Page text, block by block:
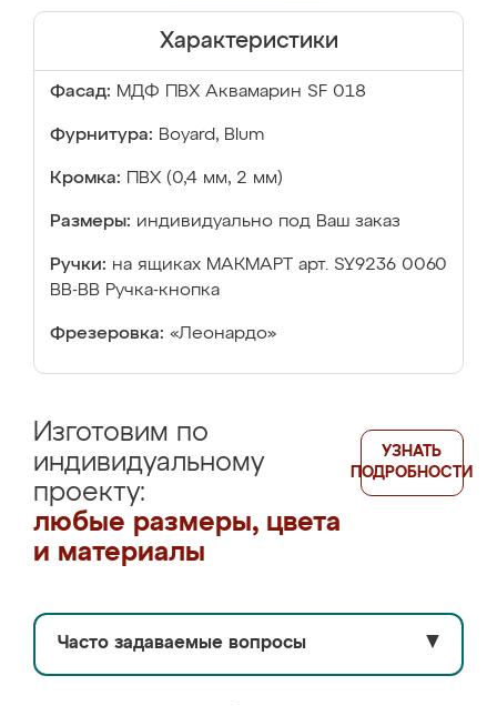
Характеристики
Фасад: МДФ ПВХ Аквамарин SF 018
Фурнитура: Boyard, Blum
Кромка: ПВХ (0,4 мм, 2 мм)
Размеры: индивидуально под Ваш заказ
Ручки: на ящиках МАКМАРТ арт. SY9236 0060
ВВ-ВВ Ручка-кнопка
Фрезеровка: «Леонардо»
Изготовим по
индивидуальному
проекту:
любые размеры, цвета
и материалы
УЗНАТЬ
ПОДРОБНОСТИ
Часто задаваемые вопросы ▼